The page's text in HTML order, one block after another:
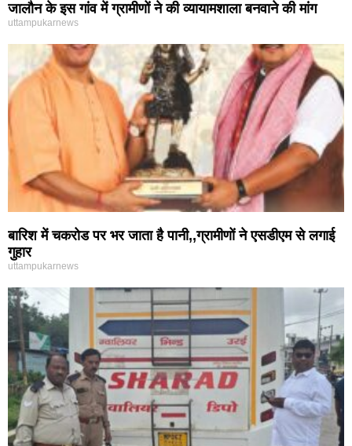
जालौन के इस गांव में ग्रामीणों ने की व्यायामशाला बनवाने की मांग
uttampukarnews
बारिश में चकरोड पर भर जाता है पानी,,ग्रामीणों ने एसडीएम से लगाई
गुहार
uttampukarnews